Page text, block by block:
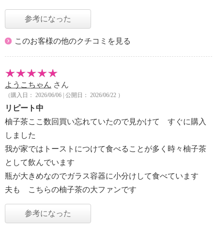
参考になった
このお客様の他のクチコミを見る
ようこちゃん さん
（購入日： 2026/06/06 | 公開日： 2026/06/22 ）
リピート中
柚子茶ここ数回買い忘れていたので見かけて すぐに購入
しました
我が家ではトーストにつけて食べることが多く時々柚子茶
として飲んでいます
瓶が大きめなのでガラス容器に小分けして食べています
夫も こちらの柚子茶の大ファンです
参考になった